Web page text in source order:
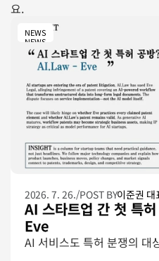
요.
NEWS
NEWS
2026. 7. 26./POST BY이준권 대
AI 스타트업 간 첫 특
Eve
AI 서비스도 특허 분쟁의 대